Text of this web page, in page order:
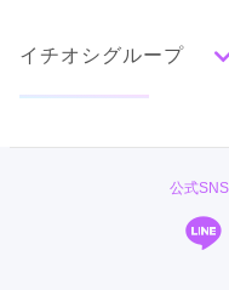
グレー
白
エレガント
ママ振特集
個性的振袖コーディネ
成人式レポート
振袖ブランド特集
イチオシグループ
公式